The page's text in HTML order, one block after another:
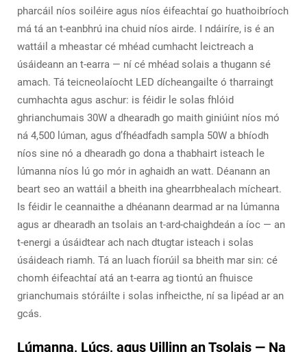
pharcáil níos soiléire agus níos éifeachtaí go huathoibríoch
má tá an t-eanbhrú ina chuid níos airde. I ndáiríre, is é an
wattáil a mheastar cé mhéad cumhacht leictreach a
úsáideann an t-earra — ní cé mhéad solais a thugann sé
amach. Tá teicneolaíocht LED dícheangailte ó tharraingt
cumhachta agus aschur: is féidir le solas fhlóid
ghrianchumais 30W a dhearadh go maith giniúint níos mó
ná 4,500 lúman, agus d’fhéadfadh sampla 50W a bhíodh
níos sine nó a dhearadh go dona a thabhairt isteach le
lúmanna níos lú go mór in aghaidh an watt. Déanann an
beart seo an wattáil a bheith ina ghearrbhealach mícheart.
Is féidir le ceannaithe a dhéanann dearmad ar na lúmanna
agus ar dhearadh an tsolais an t-ard-chaighdeán a íoc — an
t-energi a úsáidtear ach nach dtugtar isteach i solas
úsáideach riamh. Tá an luach fíorúil sa bheith mar sin: cé
chomh éifeachtaí atá an t-earra ag tiontú an fhuisce
grianchumais stóráilte i solas infheicthe, ní sa lipéad ar an
gcás.
Lúmanna, Lúcs, agus Uillinn an Tsolais — Na